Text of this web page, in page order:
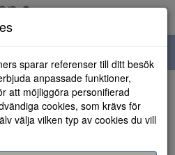
filter
sparar referenser till ditt besök
anpassade funktioner,
att möjliggöra personifierad
cookies, som krävs för
välja vilken typ av cookies du vill